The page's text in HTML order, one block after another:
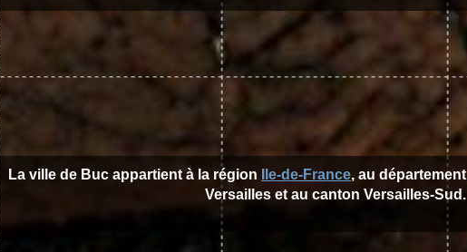
La ville de Buc appartient à la région Ile-de-France, au département
Versailles et au canton Versailles-Sud.